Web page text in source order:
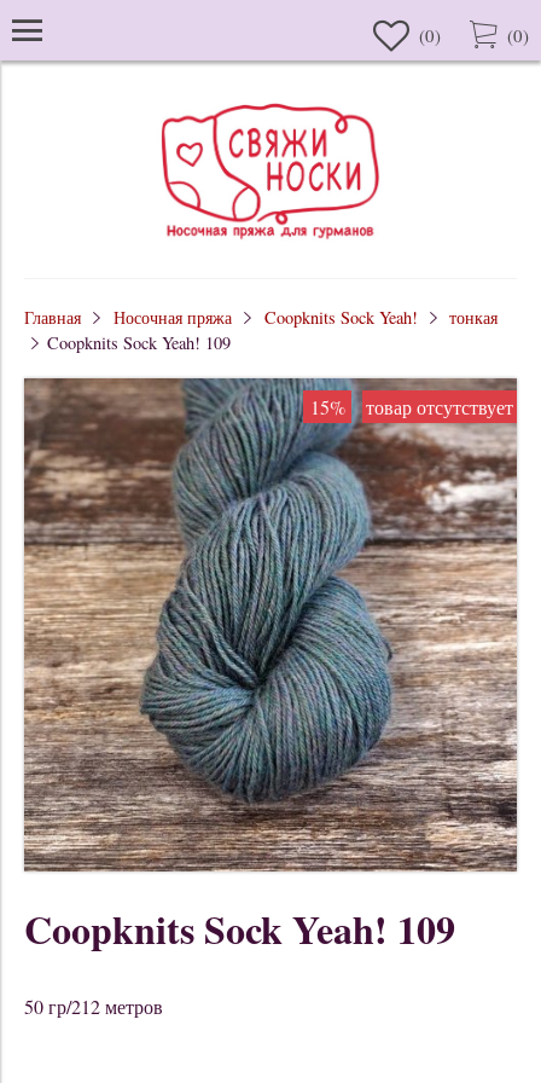
(0) (0)
Главная Носочная пряжа Coopknits Sock Yeah!
тонкая
Coopknits Sock Yeah! 109
15% товар отсутствует
Coopknits Sock Yeah! 109
50 гр/212 метров